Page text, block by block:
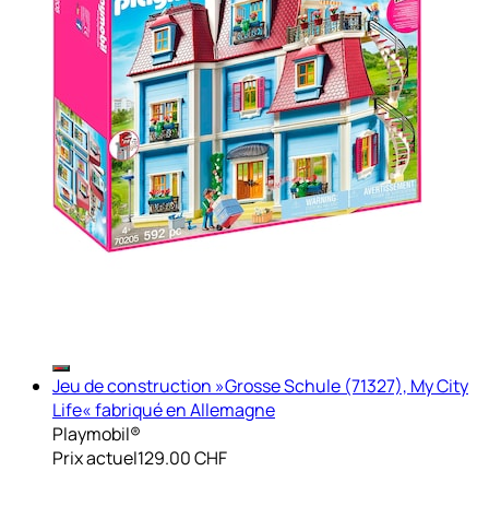
Jeu de construction »Grosse Schule (71327), My City
Life« fabriqué en Allemagne
Playmobil®
Prix actuel129.00 CHF